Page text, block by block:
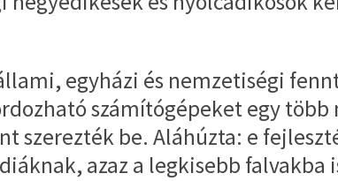
egyházi és nemzetiségi
számítógépeket egy
szerezték be. Aláhúzta: e
azaz a legkisebb falvakba